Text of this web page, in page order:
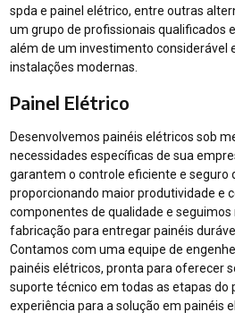
spda e painel elétrico, entre outras
um grupo de profissionais qualificados
além de um investimento considerável
instalações modernas.
Painel Elétrico
Desenvolvemos painéis elétricos sob
necessidades específicas de sua
garantem o controle eficiente e seguro
proporcionando maior produtividade e
componentes de qualidade e seguimos
fabricação para entregar painéis
Contamos com uma equipe de
painéis elétricos, pronta para oferecer
suporte técnico em todas as etapas do
experiência para a solução em painéis